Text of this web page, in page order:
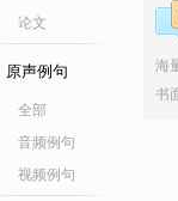
论文
原声例句
全部
音频例句
视频例句
海
书